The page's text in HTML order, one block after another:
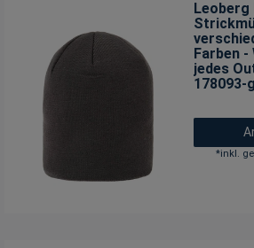
Leoberg
Farben
jedes
178093-
*inkl.